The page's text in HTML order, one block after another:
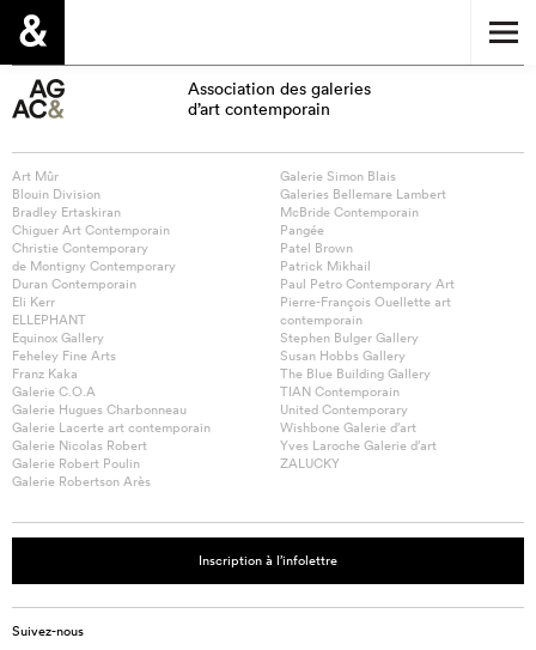
Association des galeries
d’art contemporain
Art Mûr
Blouin Division
Bradley Ertaskiran
Chiguer Art Contemporain
Christie Contemporary
de Montigny Contemporary
Duran Contemporain
Eli Kerr
ELLEPHANT
Equinox Gallery
Feheley Fine Arts
Franz Kaka
Galerie C.O.A
Galerie Hugues Charbonneau
Galerie Lacerte art contemporain
Galerie Nicolas Robert
Galerie Robert Poulin
Galerie Robertson Arès
Galerie Simon Blais
Galeries Bellemare Lambert
McBride Contemporain
Pangée
Patel Brown
Patrick Mikhail
Paul Petro Contemporary Art
Pierre-François Ouellette art
contemporain
Stephen Bulger Gallery
Susan Hobbs Gallery
The Blue Building Gallery
TIAN Contemporain
United Contemporary
Wishbone Galerie d’art
Yves Laroche Galerie d’art
ZALUCKY
Inscription à l’infolettre
Suivez-nous